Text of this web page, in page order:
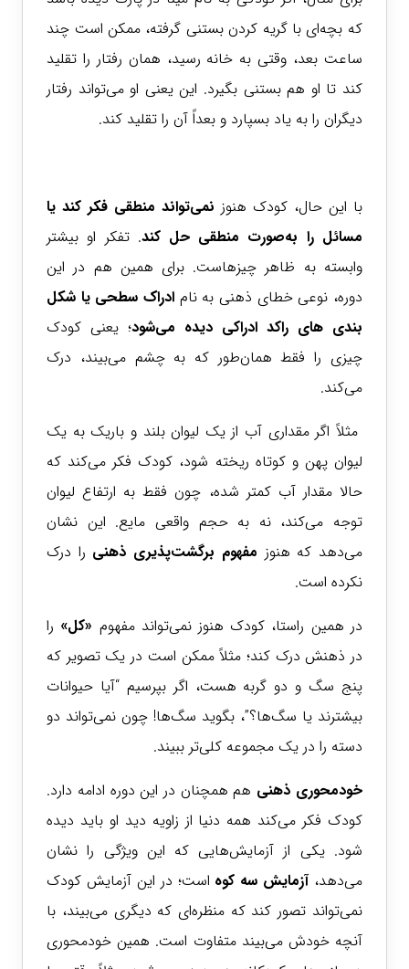
که بچه‌ای با گریه کردن بستنی گرفته، ممکن است چند
ساعت بعد، وقتی به خانه رسید، همان رفتار را تقلید
کند تا او هم بستنی بگیرد. این یعنی او می‌تواند رفتار
دیگران را به یاد بسپارد و بعداً آن را تقلید کند.
با این حال، کودک هنوز نمی‌تواند منطقی فکر کند یا
مسائل را به‌صورت منطقی حل کند. تفکر او بیشتر
وابسته به ظاهر چیزهاست. برای همین هم در این
دوره، نوعی خطای ذهنی به نام ادراک سطحی یا شکل
بندی های راکد ادراکی دیده می‌شود؛ یعنی کودک
چیزی را فقط همان‌طور که به چشم می‌بیند، درک
می‌کند.
مثلاً اگر مقداری آب از یک لیوان بلند و باریک به یک
لیوان پهن و کوتاه ریخته شود، کودک فکر می‌کند که
حالا مقدار آب کمتر شده، چون فقط به ارتفاع لیوان
توجه می‌کند، نه به حجم واقعی مایع. این نشان
می‌دهد که هنوز مفهوم برگشت‌پذیری ذهنی را درک
نکرده است.
در همین راستا، کودک هنوز نمی‌تواند مفهوم «کل» را
در ذهنش درک کند؛ مثلاً ممکن است در یک تصویر که
پنج سگ و دو گربه هست، اگر بپرسیم “آیا حیوانات
بیشترند یا سگ‌ها؟”، بگوید سگ‌ها! چون نمی‌تواند دو
دسته را در یک مجموعه کلی‌تر ببیند.
خودمحوری ذهنی هم همچنان در این دوره ادامه دارد.
کودک فکر می‌کند همه دنیا از زاویه دید او باید دیده
شود. یکی از آزمایش‌هایی که این ویژگی را نشان
می‌دهد،آزمایش سه کوه است؛ در این آزمایش کودک
نمی‌تواند تصور کند که منظره‌ای که دیگری می‌بیند، با
آنچه خودش می‌بیند متفاوت است. همین خودمحوری